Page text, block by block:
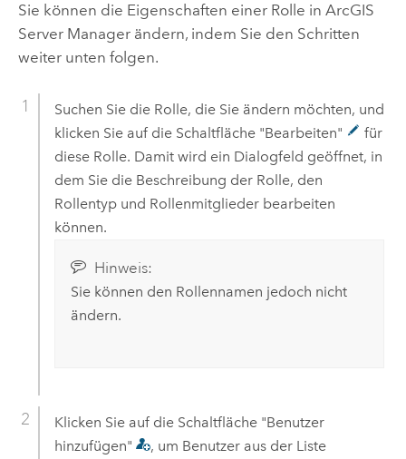
Sie können die Eigenschaften einer Rolle in ArcGIS
ServerManager ändern, indem Sie den Schritten
weiter unten folgen.
Suchen Sie die Rolle, die Sie ändern möchten, und
klicken Sie auf die Schaltfläche "Bearbeiten"
für
diese Rolle. Damit wird ein Dialogfeld geöffnet, in
dem Sie die Beschreibung der Rolle, den
Rollentyp und Rollenmitglieder bearbeiten
können.
Hinweis:
Sie können den Rollennamen jedoch nicht
ändern.
Klicken Sie auf die Schaltfläche "Benutzer
hinzufügen"
, um Benutzer aus der Liste